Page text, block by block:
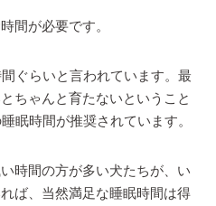
間が必要です。
ぐらいと言われています。最
ちゃんと育たないということ
眠時間が推奨されています。
時間の方が多い犬たちが、い
ば、当然満足な睡眠時間は得